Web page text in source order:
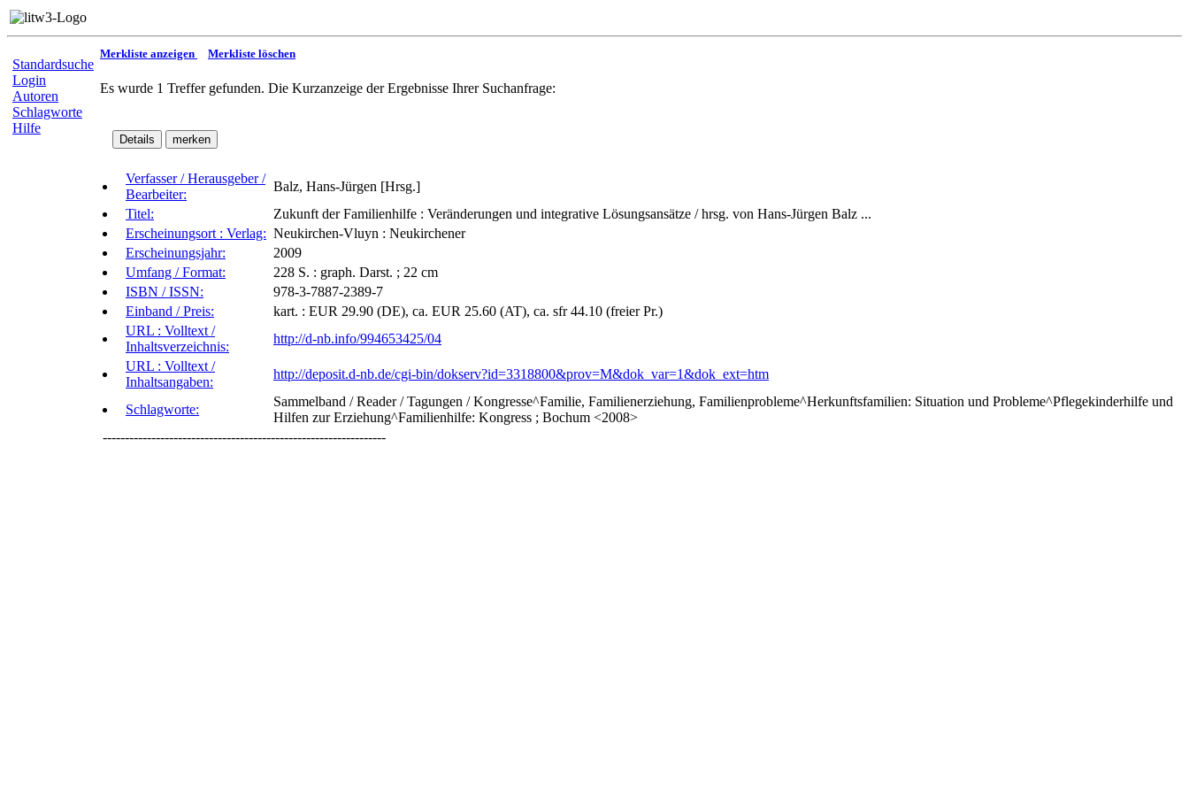
Standardsuche
Login
Autoren
Schlagworte
Hilfe
Merkliste anzeigen Merkliste löschen
Es wurde 1 Treffer gefunden. Die Kurzanzeige der Ergebnisse Ihrer Suchanfrage:
Verfasser / Herausgeber /
Bearbeiter:
Balz, Hans-Jürgen [Hrsg.]
Titel:
Zukunft der Familienhilfe : Veränderungen und integrative Lösungsansätze / hrsg. von Hans-Jürgen Balz ...
Erscheinungsort : Verlag: Neukirchen-Vluyn : Neukirchener
Erscheinungsjahr:
2009
Umfang / Format:
228 S. : graph. Darst. ; 22 cm
ISBN / ISSN:
978-3-7887-2389-7
Einband / Preis:
kart. : EUR 29.90 (DE), ca. EUR 25.60 (AT), ca. sfr 44.10 (freier Pr.)
URL : Volltext /
Inhaltsverzeichnis:
http://d-nb.info/994653425/04
URL : Volltext /
Inhaltsangaben:
http://deposit.d-nb.de/cgi-bin/dokserv?id=3318800&prov=M&dok_var=1&dok_ext=htm
Schlagworte:
Sammelband / Reader / Tagungen / Kongresse^Familie, Familienerziehung, Familienprobleme^Herkunftsfamilien: Situation und Probleme^Pflegekinderhilfe und
Hilfen zur Erziehung^Familienhilfe: Kongress ; Bochum <2008>
----------------------------------------------------------------